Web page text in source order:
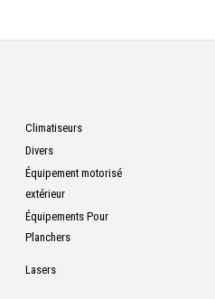
Climatiseurs
Divers
Équipement motorisé
extérieur
Équipements Pour
Planchers
Lasers